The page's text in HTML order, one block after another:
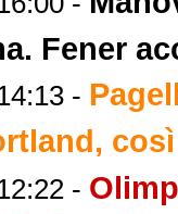
Fener
-
-